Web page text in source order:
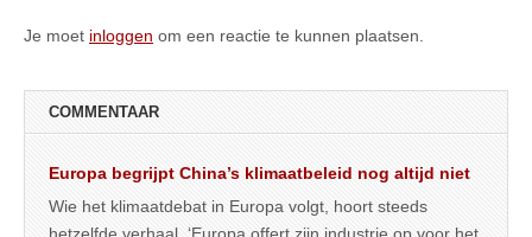
Je moet inloggen om een reactie te kunnen plaatsen.
COMMENTAAR
Europa begrijpt China’s klimaatbeleid nog altijd niet
Wie het klimaatdebat in Europa volgt, hoort steeds